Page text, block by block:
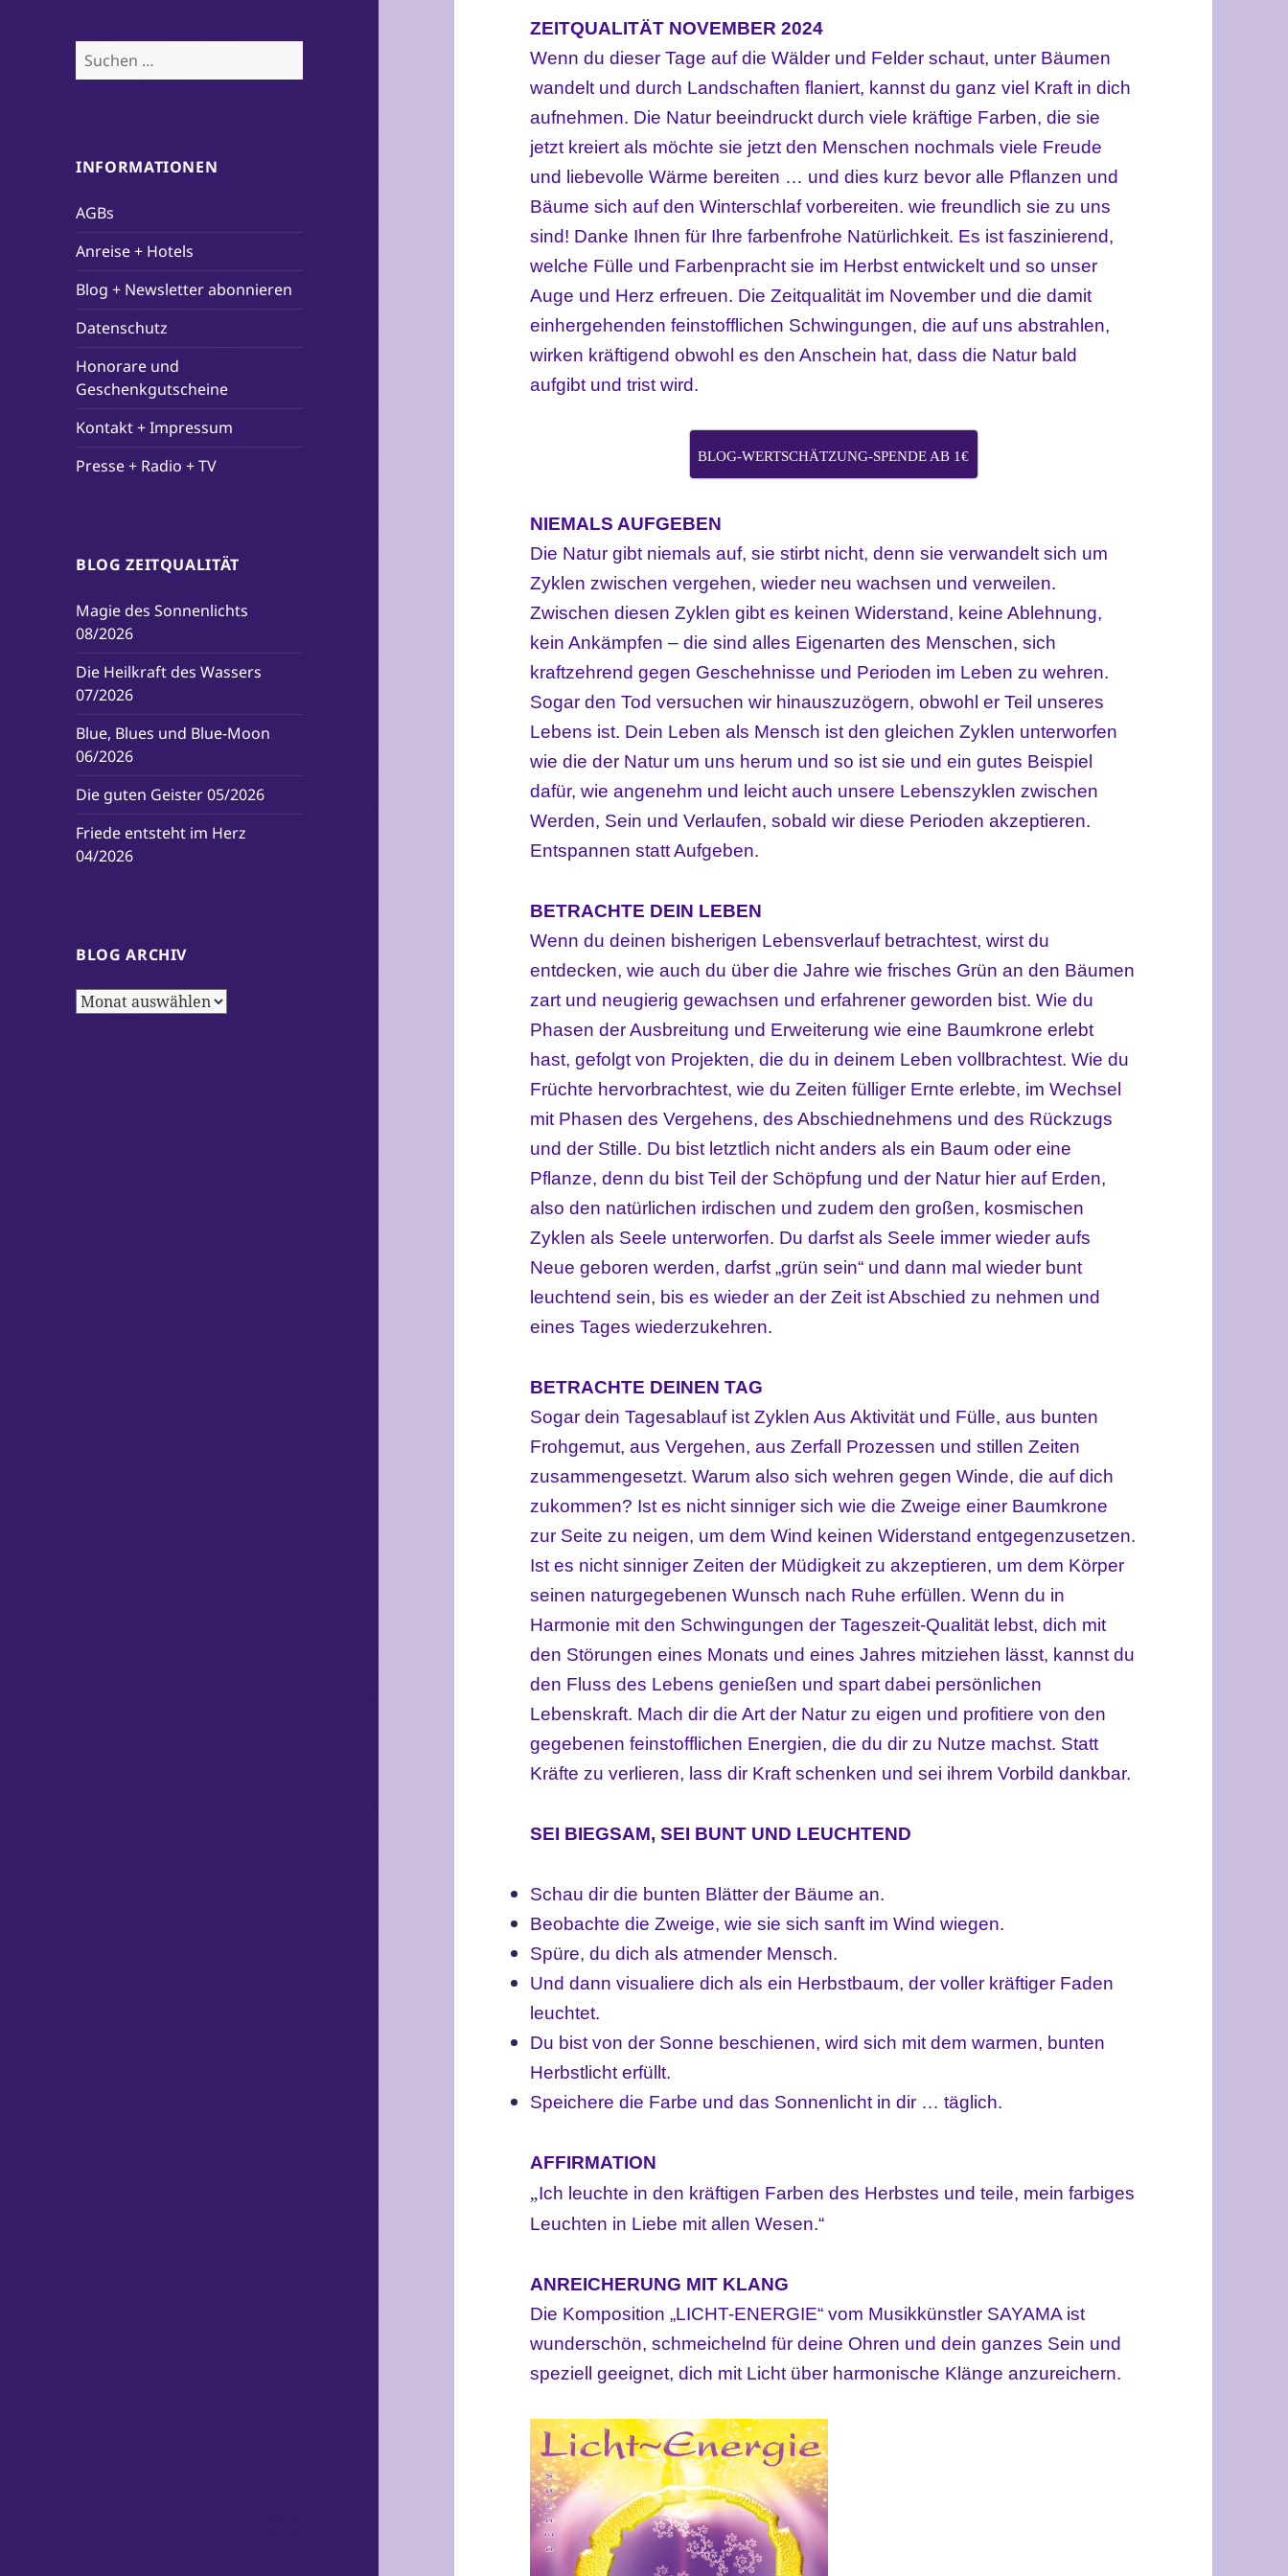
Suchen
nach:
INFORMATIONEN
AGBs
Anreise + Hotels
Blog + Newsletter abonnieren
Datenschutz
Honorare und
Geschenkgutscheine
Kontakt + Impressum
Presse + Radio + TV
BLOG ZEITQUALITÄT
Magie des Sonnenlichts
08/2026
Die Heilkraft des Wassers
07/2026
Blue, Blues und Blue-Moon
06/2026
Die guten Geister 05/2026
Friede entsteht im Herz
04/2026
BLOG ARCHIV
Blog
ZEITQUALITÄT NOVEMBER 2024
Wenn du dieser Tage auf die Wälder und Felder schaut, unter Bäumen
wandelt und durch Landschaften flaniert, kannst du ganz viel Kraft in dich
aufnehmen. Die Natur beeindruckt durch viele kräftige Farben, die sie
jetzt kreiert als möchte sie jetzt den Menschen nochmals viele Freude
und liebevolle Wärme bereiten … und dies kurz bevor alle Pflanzen und
Bäume sich auf den Winterschlaf vorbereiten. wie freundlich sie zu uns
sind! Danke Ihnen für Ihre farbenfrohe Natürlichkeit. Es ist faszinierend,
welche Fülle und Farbenpracht sie im Herbst entwickelt und so unser
Auge und Herz erfreuen. Die Zeitqualität im November und die damit
einhergehenden feinstofflichen Schwingungen, die auf uns abstrahlen,
wirken kräftigend obwohl es den Anschein hat, dass die Natur bald
aufgibt und trist wird.
BLOG-WERTSCHÄTZUNG-SPENDE AB 1€
NIEMALS AUFGEBEN
Die Natur gibt niemals auf, sie stirbt nicht, denn sie verwandelt sich um
Zyklen zwischen vergehen, wieder neu wachsen und verweilen.
Zwischen diesen Zyklen gibt es keinen Widerstand, keine Ablehnung,
kein Ankämpfen – die sind alles Eigenarten des Menschen, sich
kraftzehrend gegen Geschehnisse und Perioden im Leben zu wehren.
Sogar den Tod versuchen wir hinauszuzögern, obwohl er Teil unseres
Lebens ist. Dein Leben als Mensch ist den gleichen Zyklen unterworfen
wie die der Natur um uns herum und so ist sie und ein gutes Beispiel
dafür, wie angenehm und leicht auch unsere Lebenszyklen zwischen
Werden, Sein und Verlaufen, sobald wir diese Perioden akzeptieren.
Entspannen statt Aufgeben.
BETRACHTE DEIN LEBEN
Wenn du deinen bisherigen Lebensverlauf betrachtest, wirst du
entdecken, wie auch du über die Jahre wie frisches Grün an den Bäumen
zart und neugierig gewachsen und erfahrener geworden bist. Wie du
Phasen der Ausbreitung und Erweiterung wie eine Baumkrone erlebt
hast, gefolgt von Projekten, die du in deinem Leben vollbrachtest. Wie du
Früchte hervorbrachtest, wie du Zeiten fülliger Ernte erlebte, im Wechsel
mit Phasen des Vergehens, des Abschiednehmens und des Rückzugs
und der Stille. Du bist letztlich nicht anders als ein Baum oder eine
Pflanze, denn du bist Teil der Schöpfung und der Natur hier auf Erden,
also den natürlichen irdischen und zudem den großen, kosmischen
Zyklen als Seele unterworfen. Du darfst als Seele immer wieder aufs
Neue geboren werden, darfst „grün sein“ und dann mal wieder bunt
leuchtend sein, bis es wieder an der Zeit ist Abschied zu nehmen und
eines Tages wiederzukehren.
BETRACHTE DEINEN TAG
Sogar dein Tagesablauf ist Zyklen Aus Aktivität und Fülle, aus bunten
Frohgemut, aus Vergehen, aus Zerfall Prozessen und stillen Zeiten
zusammengesetzt. Warum also sich wehren gegen Winde, die auf dich
zukommen? Ist es nicht sinniger sich wie die Zweige einer Baumkrone
zur Seite zu neigen, um dem Wind keinen Widerstand entgegenzusetzen.
Ist es nicht sinniger Zeiten der Müdigkeit zu akzeptieren, um dem Körper
seinen naturgegebenen Wunsch nach Ruhe erfüllen. Wenn du in
Harmonie mit den Schwingungen der Tageszeit-Qualität lebst, dich mit
den Störungen eines Monats und eines Jahres mitziehen lässt, kannst du
den Fluss des Lebens genießen und spart dabei persönlichen
Lebenskraft. Mach dir die Art der Natur zu eigen und profitiere von den
gegebenen feinstofflichen Energien, die du dir zu Nutze machst. Statt
Kräfte zu verlieren, lass dir Kraft schenken und sei ihrem Vorbild dankbar.
SEI BIEGSAM, SEI BUNT UND LEUCHTEND
Schau dir die bunten Blätter der Bäume an.
Beobachte die Zweige, wie sie sich sanft im Wind wiegen.
Spüre, du dich als atmender Mensch.
Und dann visualiere dich als ein Herbstbaum, der voller kräftiger Faden
leuchtet.
Du bist von der Sonne beschienen, wird sich mit dem warmen, bunten
Herbstlicht erfüllt.
Speichere die Farbe und das Sonnenlicht in dir … täglich.
AFFIRMATION
„Ich leuchte in den kräftigen Farben des Herbstes und teile, mein farbiges
Leuchten in Liebe mit allen Wesen.“
ANREICHERUNG MIT KLANG
Die Komposition „LICHT-ENERGIE“ vom Musikkünstler SAYAMA ist
wunderschön, schmeichelnd für deine Ohren und dein ganzes Sein und
speziell geeignet, dich mit Licht über harmonische Klänge anzureichern.